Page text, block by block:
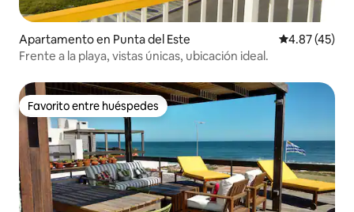
Apartamento en Punta del Este Calificación
4.87 (45)
Frente a la playa, vistas únicas, ubicación ideal.
Favorito entre huéspedes
Favorito entre huéspedes